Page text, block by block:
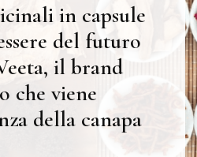
in capsule
del futuro
il brand
che viene
della canapa